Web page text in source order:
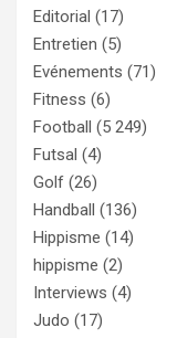
Editorial (17)
Entretien (5)
Evénements (71)
Fitness (6)
Football (5 249)
Futsal (4)
Golf (26)
Handball (136)
Hippisme (14)
hippisme (2)
Interviews (4)
Judo (17)